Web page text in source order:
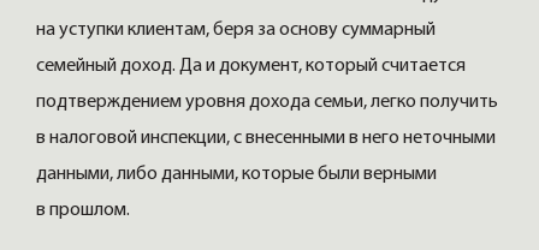
на уступки клиентам, беря за основу суммарный
семейный доход. Да и документ, который считается
подтверждением уровня дохода семьи, легко получить
в налоговой инспекции, с внесенными в него неточными
данными, либо данными, которые были верными
в прошлом.